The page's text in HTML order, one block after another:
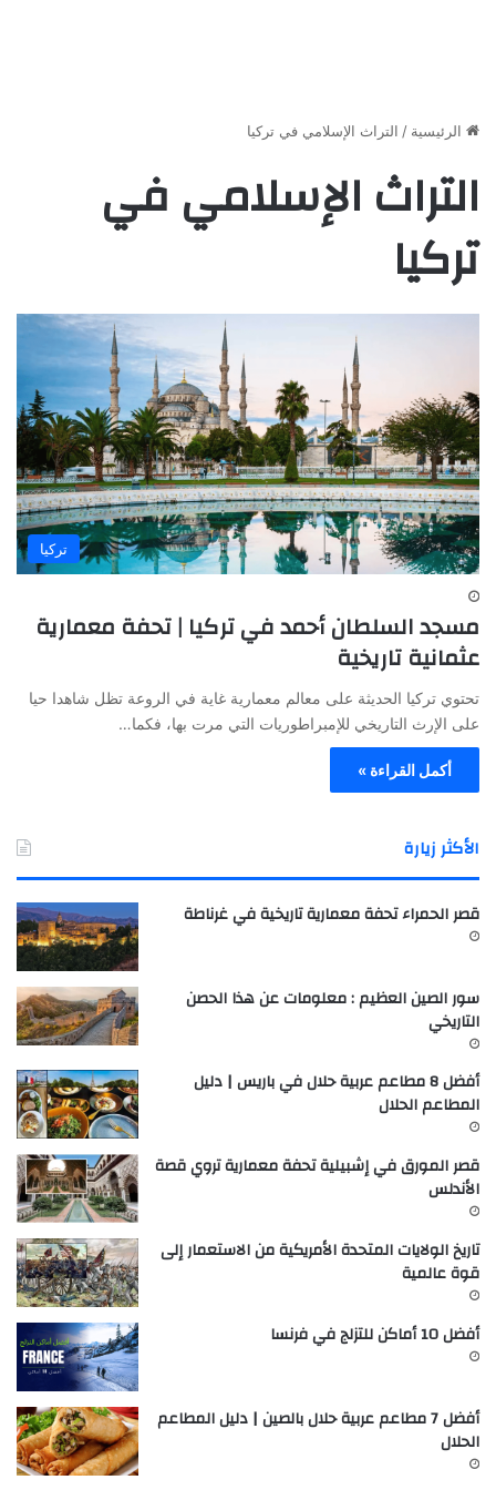
الرئيسية / التراث الإسلامي في تركيا
التراث الإسلامي في
تركيا
تركيا
مسجد السلطان أحمد في تركيا | تحفة معمارية
عثمانية تاريخية
تحتوي تركيا الحديثة على معالم معمارية غاية في الروعة تظل شاهدا حيا
على الإرث التاريخي للإمبراطوريات التي مرت بها، فكما…
أكمل القراءة »
الأكثر زيارة
قصر الحمراء تحفة معمارية تاريخية في غرناطة
سور الصين العظيم : معلومات عن هذا الحصن
التاريخي
أفضل 8 مطاعم عربية حلال في باريس | دليل
المطاعم الحلال
قصر المورق في إشبيلية تحفة معمارية تروي قصة
الأندلس
تاريخ الولايات المتحدة الأمريكية من الاستعمار إلى
قوة عالمية
أفضل 10 أماكن للتزلج في فرنسا
أفضل 7 مطاعم عربية حلال بالصين | دليل المطاعم
الحلال